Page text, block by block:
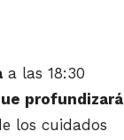
a las 18:30
profundizará
los cuidados